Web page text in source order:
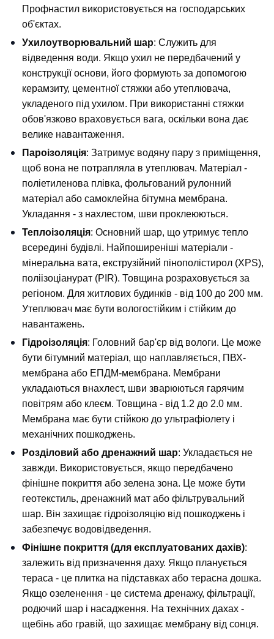
Профнастил використовується на господарських
об'єктах.
Ухилоутворювальний шар: Служить для
відведення води. Якщо ухил не передбачений у
конструкції основи, його формують за допомогою
керамзиту, цементної стяжки або утеплювача,
укладеного під ухилом. При використанні стяжки
обов'язково враховується вага, оскільки вона дає
велике навантаження.
Пароізоляція: Затримує водяну пару з приміщення,
щоб вона не потрапляла в утеплювач. Матеріал -
поліетиленова плівка, фольгований рулонний
матеріал або самоклейна бітумна мембрана.
Укладання - з нахлестом, шви проклеюються.
Теплоізоляція: Основний шар, що утримує тепло
всередині будівлі. Найпоширеніші матеріали -
мінеральна вата, екструзійний пінополістирол (XPS),
поліізоціанурат (PIR). Товщина розраховується за
регіоном. Для житлових будинків - від 100 до 200 мм.
Утеплювач має бути вологостійким і стійким до
навантажень.
Гідроізоляція: Головний бар'єр від вологи. Це може
бути бітумний матеріал, що наплавляється, ПВХ-
мембрана або ЕПДМ-мембрана. Мембрани
укладаються внахлест, шви зварюються гарячим
повітрям або клеєм. Товщина - від 1.2 до 2.0 мм.
Мембрана має бути стійкою до ультрафіолету і
механічних пошкоджень.
Розділовий або дренажний шар: Укладається не
завжди. Використовується, якщо передбачено
фінішне покриття або зелена зона. Це може бути
геотекстиль, дренажний мат або фільтрувальний
шар. Він захищає гідроізоляцію від пошкоджень і
забезпечує водовідведення.
Фінішне покриття (для експлуатованих дахів):
залежить від призначення даху. Якщо планується
тераса - це плитка на підставках або терасна дошка.
Якщо озеленення - це система дренажу, фільтрації,
родючий шар і насадження. На технічних дахах -
щебінь або гравій, що захищає мембрану від сонця.